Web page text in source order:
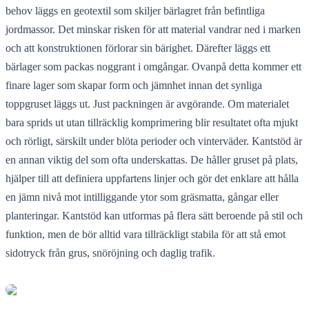
behov läggs en geotextil som skiljer bärlagret från befintliga
jordmassor. Det minskar risken för att material vandrar ned i marken
och att konstruktionen förlorar sin bärighet. Därefter läggs ett
bärlager som packas noggrant i omgångar. Ovanpå detta kommer ett
finare lager som skapar form och jämnhet innan det synliga
toppgruset läggs ut. Just packningen är avgörande. Om materialet
bara sprids ut utan tillräcklig komprimering blir resultatet ofta mjukt
och rörligt, särskilt under blöta perioder och vinterväder. Kantstöd är
en annan viktig del som ofta underskattas. De håller gruset på plats,
hjälper till att definiera uppfartens linjer och gör det enklare att hålla
en jämn nivå mot intilliggande ytor som gräsmatta, gångar eller
planteringar. Kantstöd kan utformas på flera sätt beroende på stil och
funktion, men de bör alltid vara tillräckligt stabila för att stå emot
sidotryck från grus, snöröjning och daglig trafik.